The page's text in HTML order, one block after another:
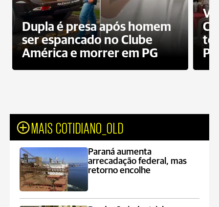
Dupla é presa após homem
ser espancado no Clube
América e morrer em PG
PG
MAIS COTIDIANO_OLD
Paraná aumenta
arrecadação federal, mas
retorno encolhe